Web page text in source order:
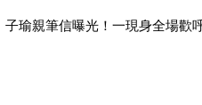
子瑜親筆信曝光！一現身全場歡